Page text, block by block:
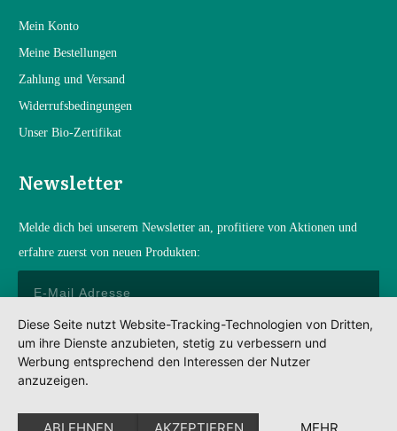
Mein Konto
Meine Bestellungen
Zahlung und Versand
Widerrufsbedingungen
Unser Bio-Zertifikat
Newsletter
Melde dich bei unserem Newsletter an, profitiere von Aktionen und
erfahre zuerst von neuen Produkten:
Anmelden
Datenschutz
Diese Seite nutzt Website-Tracking-Technologien von Dritten,
um ihre Dienste anzubieten, stetig zu verbessern und
Werbung entsprechend den Interessen der Nutzer
anzuzeigen.